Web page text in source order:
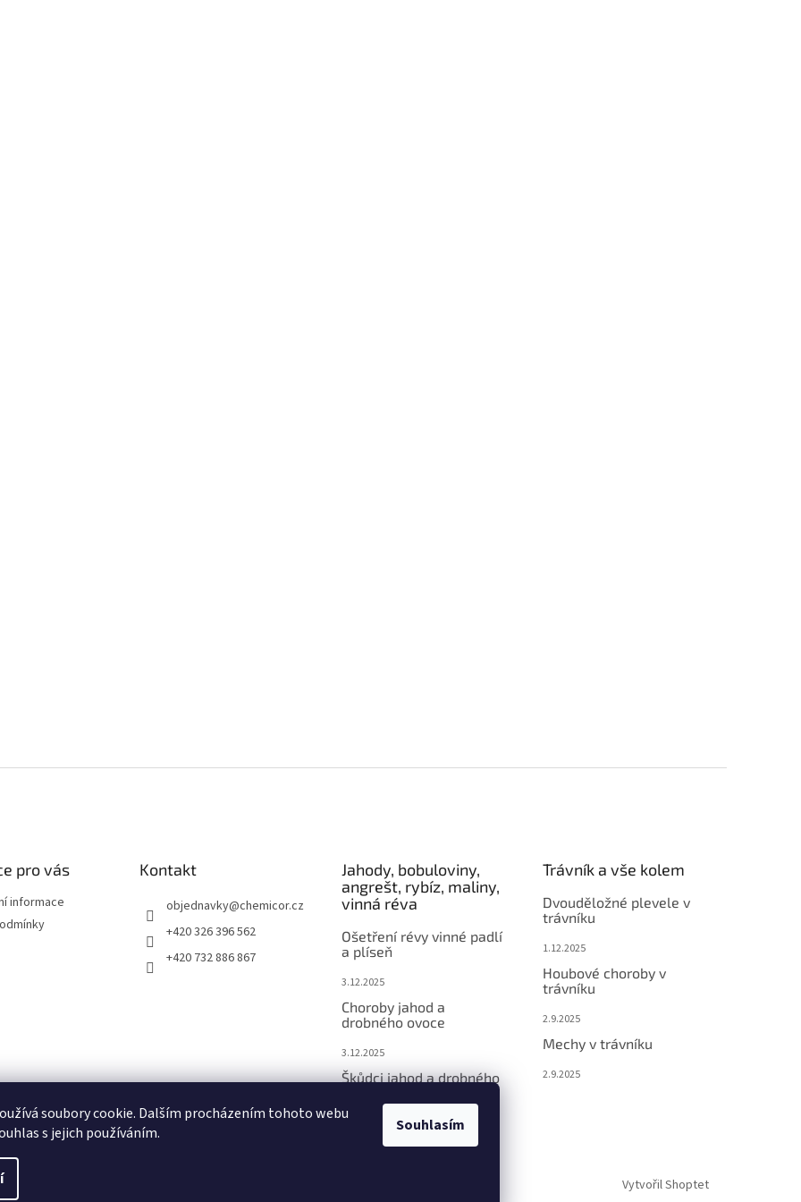
soubory cookie. Dalším procházením tohoto webu
s jejich používáním.
Souhlasím
pro vás
informace
Kontakt
objednavky@chemicor.cz
+420 326 396 562
+420 732 886 867
Jahody, bobuloviny,
angrešt, rybíz, maliny,
vinná réva
Ošetření révy vinné padlí
a plíseň
3.12.2025
Choroby jahod a
drobného ovoce
3.12.2025
Škůdci jahod a drobného
Trávník a vše kolem
Dvouděložné plevele v
trávníku
1.12.2025
Houbové choroby v
trávníku
2.9.2025
Mechy v trávníku
2.9.2025
Vytvořil Shoptet
nastavení cookies